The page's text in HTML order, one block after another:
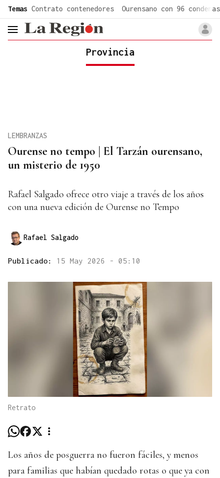
Temas Contrato contenedores Ourensano con 96 condenas
header.menu.open
Provincia
Ourense no tempo | El Tarzán ourensano,
un misterio de 1950
LEMBRANZAS
Rafael Salgado ofrece otro viaje a través de los años
con una nueva edición de Ourense no Tempo
Rafael Salgado
Publicado: 15 May 2026 - 05:10
Retrato
Los años de posguerra no fueron fáciles, y menos
para familias que habían quedado rotas o que ya con